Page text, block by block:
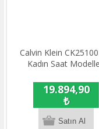
Calvin Klein
Kadın Saat
19.894,90
₺